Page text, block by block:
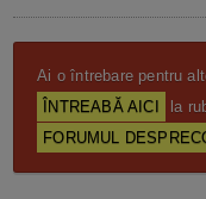
Ai o întrebare pentru
ÎNTREABĂ AICI
la
FORUMUL